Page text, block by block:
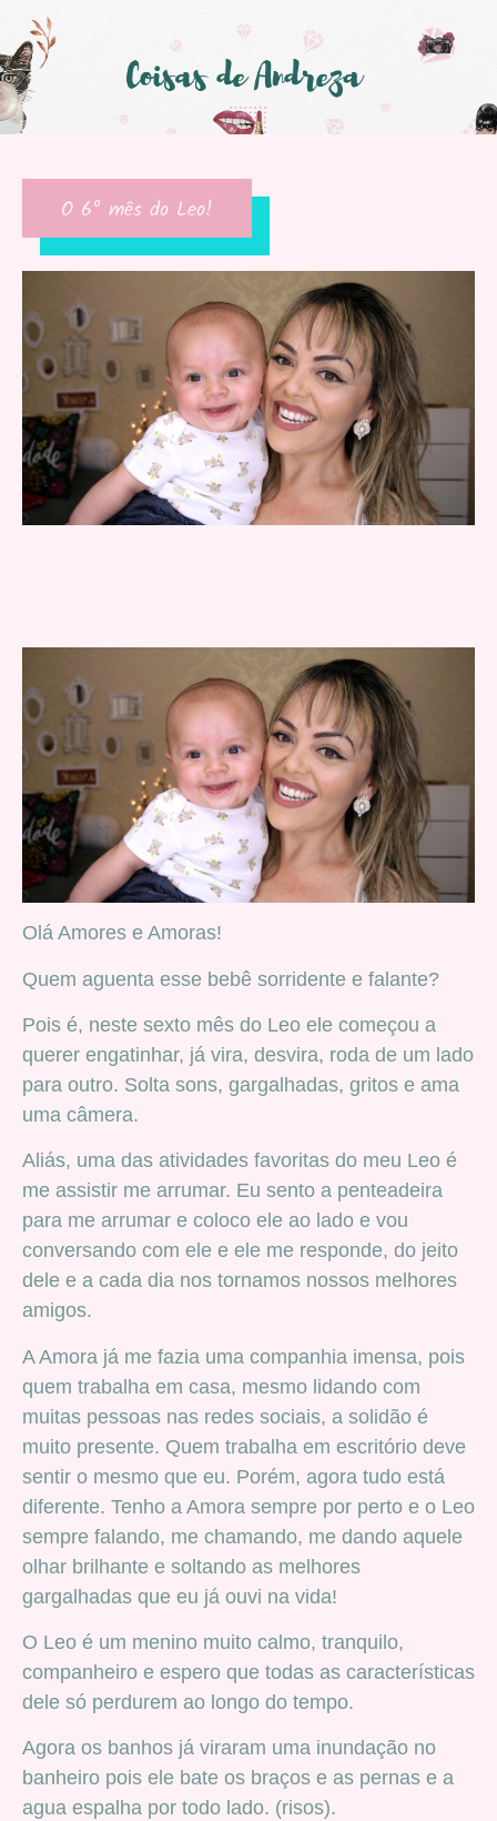
O 6º mês do Leo!
Olá Amores e Amoras!
Quem aguenta esse bebê sorridente e falante?
Pois é, neste sexto mês do Leo ele começou a
querer engatinhar, já vira, desvira, roda de um lado
para outro. Solta sons, gargalhadas, gritos e ama
uma câmera.
Aliás, uma das atividades favoritas do meu Leo é
me assistir me arrumar. Eu sento a penteadeira
para me arrumar e coloco ele ao lado e vou
conversando com ele e ele me responde, do jeito
dele e a cada dia nos tornamos nossos melhores
amigos.
A Amora já me fazia uma companhia imensa, pois
quem trabalha em casa, mesmo lidando com
muitas pessoas nas redes sociais, a solidão é
muito presente. Quem trabalha em escritório deve
sentir o mesmo que eu. Porém, agora tudo está
diferente. Tenho a Amora sempre por perto e o Leo
sempre falando, me chamando, me dando aquele
olhar brilhante e soltando as melhores
gargalhadas que eu já ouvi na vida!
O Leo é um menino muito calmo, tranquilo,
companheiro e espero que todas as características
dele só perdurem ao longo do tempo.
Agora os banhos já viraram uma inundação no
banheiro pois ele bate os braços e as pernas e a
agua espalha por todo lado. (risos).